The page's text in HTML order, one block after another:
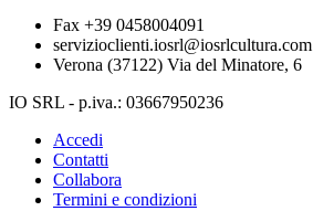
Fax +39 0458004091
servizioclienti.iosrl@iosrlcultura.com
Verona (37122) Via del Minatore, 6
IO SRL - p.iva.: 03667950236
Accedi
Contatti
Collabora
Termini e condizioni